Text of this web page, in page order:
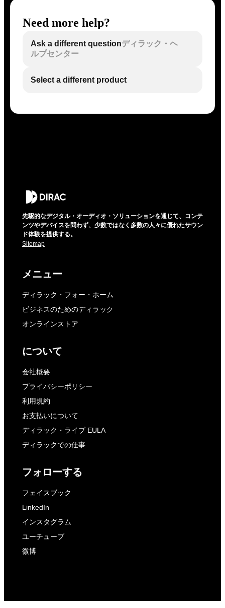
Need more help?
Ask a different questionディラック・ヘ
ルプセンター
Select a different product
先駆的なデジタル・オーディオ・ソリューションを通じて、コンテ
ンツやデバイスを問わず、少数ではなく多数の人々に優れたサウン
ド体験を提供する。
Sitemap
メニュー
ディラック・フォー・ホーム
ビジネスのためのディラック
オンラインストア
について
会社概要
プライバシーポリシー
利用規約
お支払いについて
ディラック・ライブ EULA
ディラックでの仕事
フォローする
フェイスブック
LinkedIn
インスタグラム
ユーチューブ
微博